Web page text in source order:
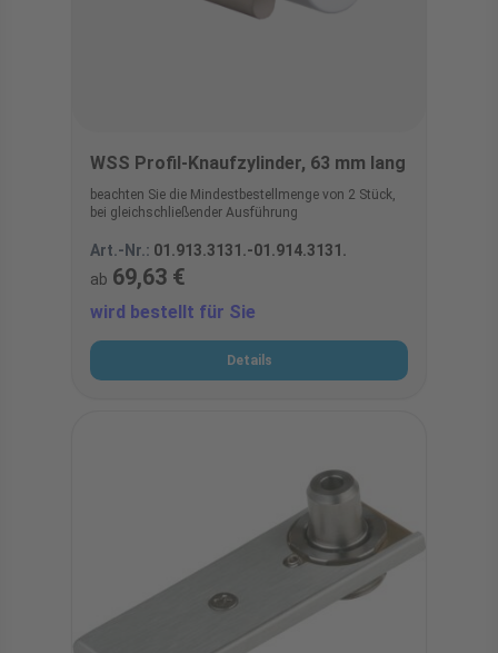
WSS Profil-Knaufzylinder, 63 mm lang
beachten Sie die Mindestbestellmenge von 2 Stück,
bei gleichschließender Ausführung
Art.-Nr.: 01.913.3131.-01.914.3131.
ab 69,63 €
wird bestellt für Sie
Details